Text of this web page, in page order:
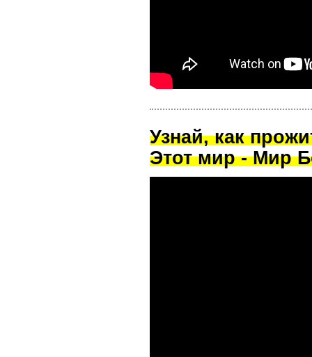
Узнай, как
Этот мир - Мир